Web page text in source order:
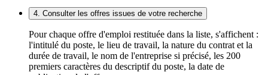
4. Consulter les offres issues de votre recherche
Pour chaque offre d'emploi restituée dans la liste, s'affichent :
l'intitulé du poste, le lieu de travail, la nature du contrat et la
durée de travail, le nom de l'entreprise si précisé, les 200
premiers caractères du descriptif du poste, la date de